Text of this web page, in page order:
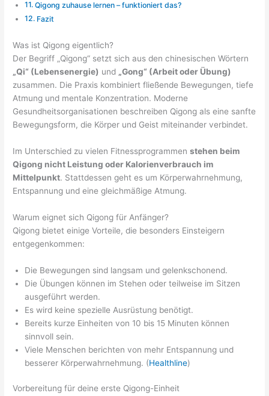
Qigong zuhause lernen – funktioniert das?
Fazit
Was ist Qigong eigentlich?
Der Begriff „Qigong“ setzt sich aus den chinesischen Wörtern
„Qi“ (Lebensenergie) und „Gong“ (Arbeit oder Übung)
zusammen. Die Praxis kombiniert fließende Bewegungen, tiefe
Atmung und mentale Konzentration. Moderne
Gesundheitsorganisationen beschreiben Qigong als eine sanfte
Bewegungsform, die Körper und Geist miteinander verbindet.
Im Unterschied zu vielen Fitnessprogrammenstehen beim
Qigong nicht Leistung oder Kalorienverbrauch im
Mittelpunkt. Stattdessen geht es um Körperwahrnehmung,
Entspannung und eine gleichmäßige Atmung.
Warum eignet sich Qigong für Anfänger?
Qigong bietet einige Vorteile, die besonders Einsteigern
entgegenkommen:
Die Bewegungen sind langsam und gelenkschonend.
Die Übungen können im Stehen oder teilweise im Sitzen
ausgeführt werden.
Es wird keine spezielle Ausrüstung benötigt.
Bereits kurze Einheiten von 10 bis 15 Minuten können
sinnvoll sein.
Viele Menschen berichten von mehr Entspannung und
besserer Körperwahrnehmung. (Healthline)
Vorbereitung für deine erste Qigong-Einheit